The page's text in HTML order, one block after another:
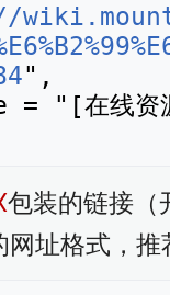
",
包装的链接（
网址格式，